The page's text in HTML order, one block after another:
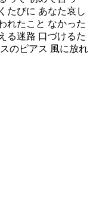
たびに あなた哀し
れたこと なかった
る迷路 口づけるた
のピアス 風に放れ